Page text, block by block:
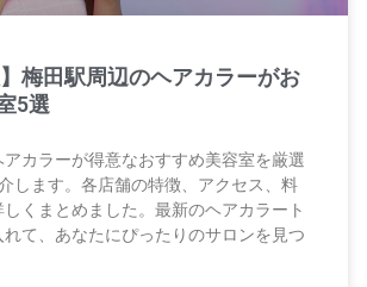
】梅田駅周辺のヘアカラーがお
5選
カラーが得意なおすすめ美容室を厳選
します。各店舗の特徴、アクセス、料
くまとめました。最新のヘアカラート
れて、あなたにぴったりのサロンを見つ